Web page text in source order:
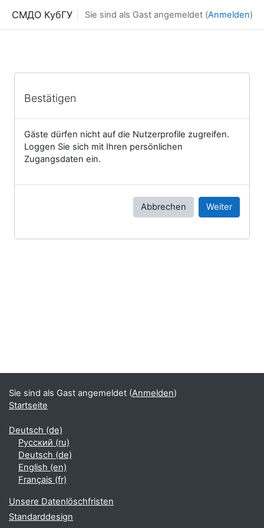
СМДО КубГУ Sie sind als Gast angemeldet (Anmelden)
Bestätigen
Gäste dürfen nicht auf die Nutzerprofile zugreifen.
Loggen Sie sich mit Ihren persönlichen
Zugangsdaten ein.
Abbrechen Weiter
Sie sind als Gast angemeldet (Anmelden)
Startseite
Deutsch ‎(de)‎
Русский ‎(ru)‎
Deutsch ‎(de)‎
English ‎(en)‎
Français ‎(fr)‎
Unsere Datenlöschfristen
Standarddesign